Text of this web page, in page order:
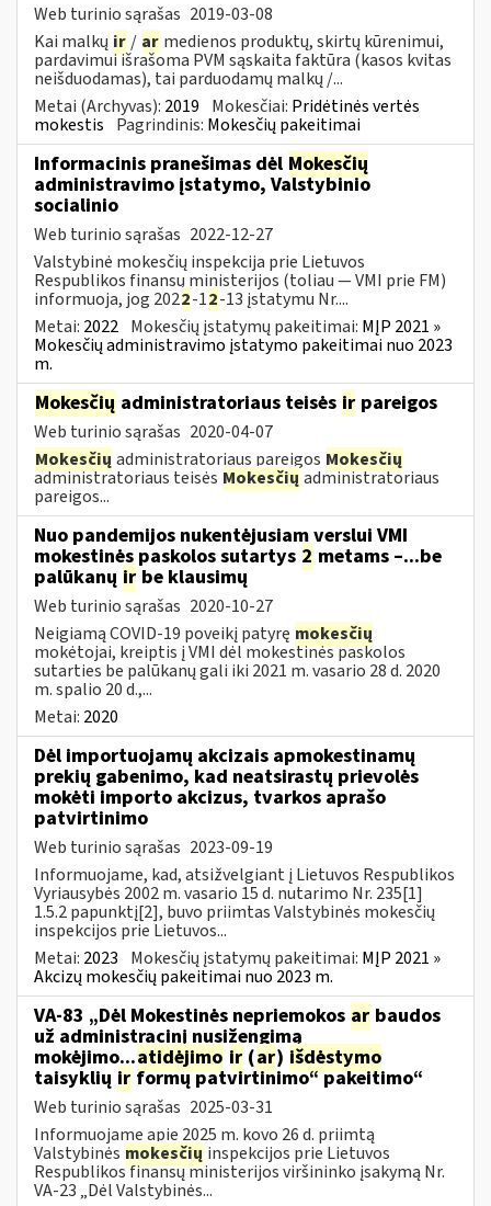
Web turinio sąrašas 2019-03-08
Kai malkų ir / ar medienos produktų, skirtų kūrenimui,
pardavimui išrašoma PVM sąskaita faktūra (kasos kvitas
neišduodamas), tai parduodamų malkų /...
Metai (Archyvas): 2019 Mokesčiai: Pridėtinės vertės
mokestis Pagrindinis: Mokesčių pakeitimai
Informacinis pranešimas dėl Mokesčių
administravimo įstatymo, Valstybinio
socialinio
Web turinio sąrašas 2022-12-27
Valstybinė mokesčių inspekcija prie Lietuvos
Respublikos finansų ministerijos (toliau — VMI prie FM)
informuoja, jog 2022-12-13 įstatymu Nr....
Metai: 2022 Mokesčių įstatymų pakeitimai: MĮP 2021 »
Mokesčių administravimo įstatymo pakeitimai nuo 2023
m.
Mokesčių administratoriaus teisės ir pareigos
Web turinio sąrašas 2020-04-07
Mokesčių administratoriaus pareigos Mokesčių
administratoriaus teisės Mokesčių administratoriaus
pareigos...
Nuo pandemijos nukentėjusiam verslui VMI
mokestinės paskolos sutartys 2 metams –...be
palūkanų ir be klausimų
Web turinio sąrašas 2020-10-27
Neigiamą COVID-19 poveikį patyrę mokesčių
mokėtojai, kreiptis į VMI dėl mokestinės paskolos
sutarties be palūkanų gali iki 2021 m. vasario 28 d. 2020
m. spalio 20 d.,...
Metai: 2020
Dėl importuojamų akcizais apmokestinamų
prekių gabenimo, kad neatsirastų prievolės
mokėti importo akcizus, tvarkos aprašo
patvirtinimo
Web turinio sąrašas 2023-09-19
Informuojame, kad, atsižvelgiant į Lietuvos Respublikos
Vyriausybės 2002 m. vasario 15 d. nutarimo Nr. 235[1]
1.5.2 papunktį[2], buvo priimtas Valstybinės mokesčių
inspekcijos prie Lietuvos...
Metai: 2023 Mokesčių įstatymų pakeitimai: MĮP 2021 »
Akcizų mokesčių pakeitimai nuo 2023 m.
VA-83 „Dėl Mokestinės nepriemokos ar baudos
už administracinį nusižengimą
mokėjimo...atidėjimo ir (ar) išdėstymo
taisyklių ir formų patvirtinimo“ pakeitimo“
Web turinio sąrašas 2025-03-31
Informuojame apie 2025 m. kovo 26 d. priimtą
Valstybinės mokesčių inspekcijos prie Lietuvos
Respublikos finansų ministerijos viršininko įsakymą Nr.
VA-23 „Dėl Valstybinės...